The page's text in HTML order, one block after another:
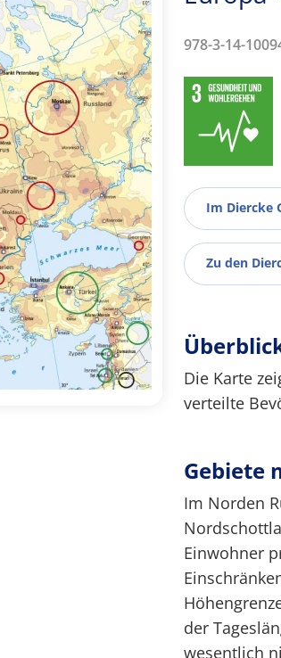
978-3-14-
Im Diercke
Zu den
Die Karte
verteilte
Gebiete
Im Norden
Einwohner
der
wesentlich